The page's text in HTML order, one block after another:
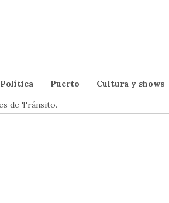
Política Puerto
Cultura y shows
de Tránsito.